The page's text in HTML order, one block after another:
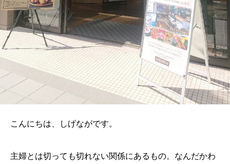
こんにちは、しげながです。
主婦とは切っても切れない関係にあるもの。なんだかわ